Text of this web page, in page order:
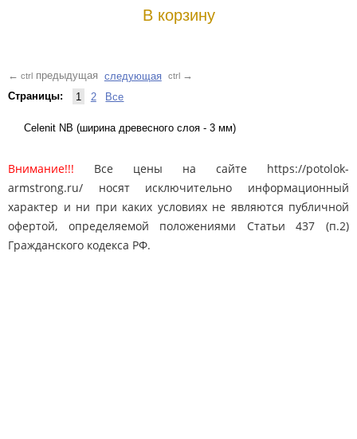
В корзину
← ctrl предыдущая следующая ctrl →
Страницы: 1 2 Все
Celenit NB (ширина древесного слоя - 3 мм)
Внимание!!! Все цены на сайте https://potolok-
armstrong.ru/ носят исключительно информационный
характер и ни при каких условиях не являются публичной
офертой, определяемой положениями Статьи 437 (п.2)
Гражданского кодекса РФ.